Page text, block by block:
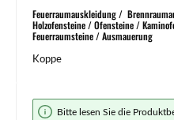
Feuerraumauskleidung /
Holzofensteine / Ofensteine /
Feuerraumsteine / Ausmauerung
Koppe
Bildergalerie überspringen
Bitte lesen Sie die